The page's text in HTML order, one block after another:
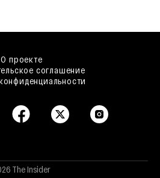
О проекте
соглашение
The Insider